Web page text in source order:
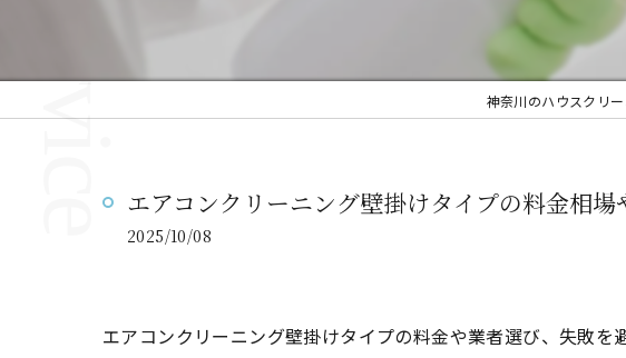
神奈川のハウスクリ
エアコンクリーニング壁掛けタイプの料金相
2025/10/08
エアコンクリーニング壁掛けタイプの料金や業者選び、失敗